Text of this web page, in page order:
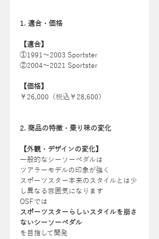
1. 適合・価格
【適合】
①1991〜2003 Sportster
②2004〜2021 Sportster
【価格】
￥26,000（税込￥28,600）
2. 商品の特徴・乗り味の変化
【外観・デザインの変化】
一般的なシーソーペダルは
ツアラーモデルの印象が強く
スポーツスター本来のスタイルとは少
し異なる雰囲気になります
OSFでは
スポーツスターらしいスタイルを崩さ
ないシーソーペダル
を目指して開発